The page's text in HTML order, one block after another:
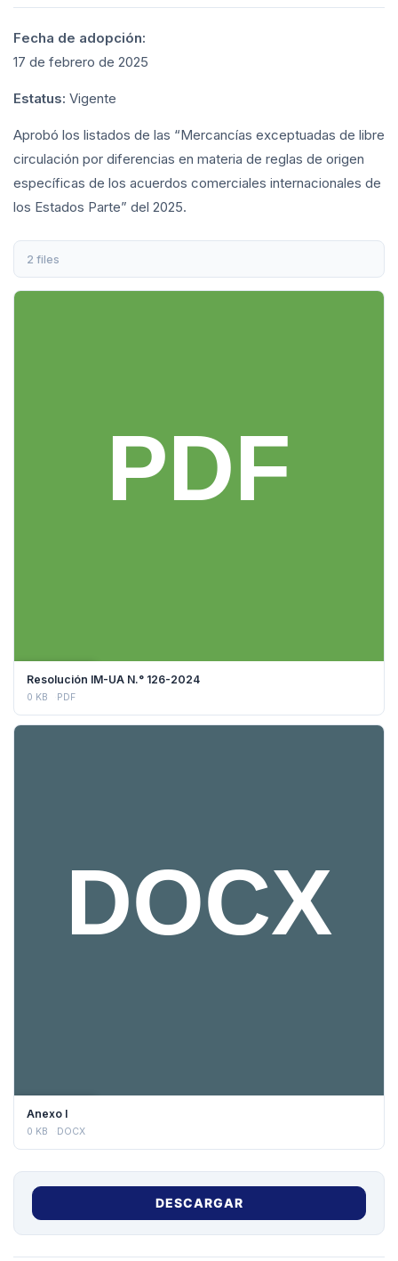
Fecha de adopción:
17 de febrero de 2025
Estatus: Vigente
Aprobó los listados de las “Mercancías exceptuadas de libre
circulación por diferencias en materia de reglas de origen
específicas de los acuerdos comerciales internacionales de
los Estados Parte” del 2025.
2 files
Resolución IM-UA N.° 126-2024
0 KB PDF
Anexo I
0 KB DOCX
DESCARGAR